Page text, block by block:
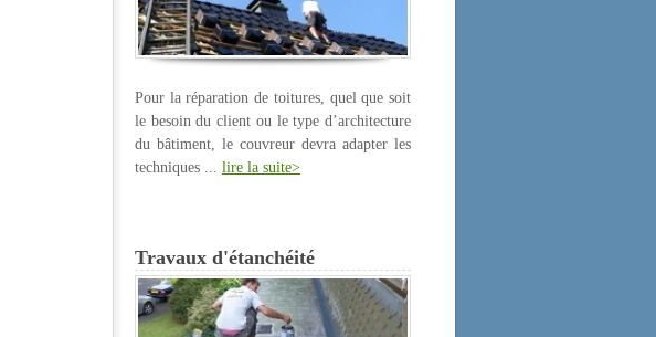
Pour la réparation de toitures, quel que soit
le besoin du client ou le type d’architecture
du bâtiment, le couvreur devra adapter les
techniques ... lire la suite>
Travaux d'étanchéité